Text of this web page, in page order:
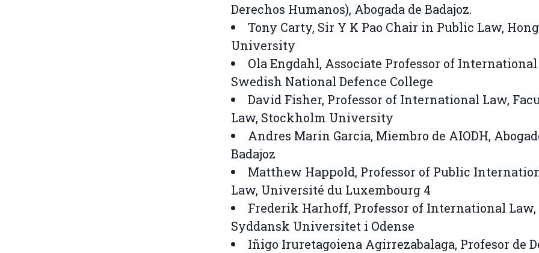
Derechos Humanos), Abogada de Badajoz.
Tony Carty, Sir Y K Pao Chair in Public Law,
University
Ola Engdahl, Associate Professor of
Swedish National Defence College
David Fisher, Professor of International Law,
Law, Stockholm University
Andres Marin Garcia, Miembro de AIODH,
Badajoz
Matthew Happold, Professor of Public
Law, Université du Luxembourg 4
Frederik Harhoff, Professor of International Law,
Syddansk Universitet i Odense
Iñigo Iruretagoiena Agirrezabalaga, Profesor de